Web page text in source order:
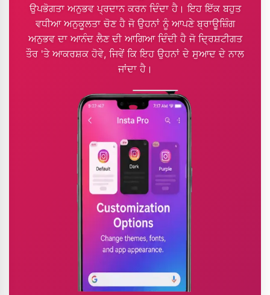
ਉਪਭੋਗਤਾ ਅਨੁਭਵ ਪ੍ਰਦਾਨ ਕਰਨ ਦਿੰਦਾ ਹੈ। ਇਹ ਇੱਕ ਬਹੁਤ
ਵਧੀਆ ਅਨੁਕੂਲਤਾ ਚੋਣ ਹੈ ਜੋ ਉਹਨਾਂ ਨੂੰ ਆਪਣੇ ਬ੍ਰਾਊਜ਼ਿੰਗ
ਅਨੁਭਵ ਦਾ ਆਨੰਦ ਲੈਣ ਦੀ ਆਗਿਆ ਦਿੰਦੀ ਹੈ ਜੋ ਦ੍ਰਿਸ਼ਟੀਗਤ
ਤੌਰ 'ਤੇ ਆਕਰਸ਼ਕ ਹੋਵੇ, ਜਿਵੇਂ ਕਿ ਇਹ ਉਹਨਾਂ ਦੇ ਸੁਆਦ ਦੇ ਨਾਲ
ਜਾਂਦਾ ਹੈ।